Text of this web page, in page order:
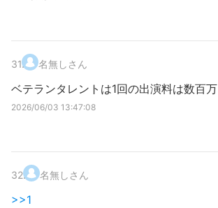
31. 名無しさん
ベテランタレントは1回の出演料は数百万
2026/06/03 13:47:08
32. 名無しさん
>>1